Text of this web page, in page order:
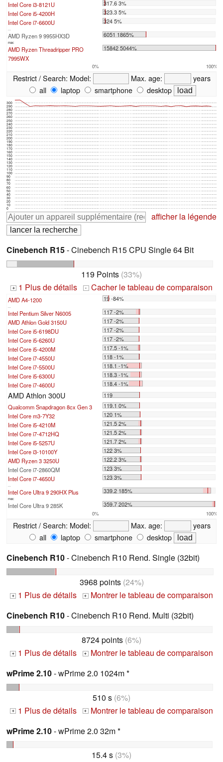
Intel Core i3-8121U
317.6 3%
Intel Core i5-4200H
323.3 5%
Intel Core i7-6600U
324 5%
...
AMD Ryzen 9 9955HX3D 6051 1865%
max:
AMD Ryzen Threadripper PRO
7995WX
15842 5044%
0% 100%
Restrict / Search: Model: Max. age:
years
all
laptop smartphone desktop
0
10
20
30
40
50
60
70
80
90
100
110
120
130
140
150
160
170
180
190
200
210
220
230
240
250
260
270
280
290
300
afficher la légende
Cinebench R15- Cinebench R15 CPU Single 64 Bit
119 Points (33%)
+ 1 Plus de détails - Cacher le tableau de comparaison
AMD A4-1200 19 -84%
...
Intel Pentium Silver N6005
117 -2%
AMD Athlon Gold 3150U
117 -2%
Intel Core i5-6198DU
117 -2%
Intel Core i5-6260U
117 -2%
Intel Core i5-4200M
117.5 -1%
Intel Core i7-4550U
118 -1%
Intel Core i7-5500U
118.1 -1%
Intel Core i5-6300U
118.3 -1%
Intel Core i7-4600U
118.4 -1%
AMD Athlon 300U
119
Qualcomm Snapdragon 8cx Gen 3
119.1 0%
Intel Core m3-7Y32
120 1%
Intel Core i5-4210M
121.5 2%
Intel Core i7-4712HQ
121.5 2%
Intel Core i5-5257U
121.7 2%
Intel Core i3-10100Y
122 3%
AMD Ryzen 3 3250U
122.2 3%
Intel Core i7-2860QM
123 3%
Intel Core i7-4650U
123 3%
...
Intel Core Ultra 9 290HX Plus 339.2 185%
max:
Intel Core Ultra 9 285K 359.7 202%
0% 100%
Restrict / Search: Model: Max. age:
years
all
laptop smartphone desktop
Cinebench R10- Cinebench R10 Rend. Single (32bit)
3968 points(24%)
+ 1 Plus de détails + Montrer le tableau de comparaison
Cinebench R10- Cinebench R10 Rend. Multi (32bit)
8724 points (6%)
+ 1 Plus de détails + Montrer le tableau de comparaison
wPrime 2.10- wPrime 2.0 1024m *
510 s (6%)
+ 1 Plus de détails + Montrer le tableau de comparaison
wPrime 2.10- wPrime 2.0 32m *
15.4 s (3%)